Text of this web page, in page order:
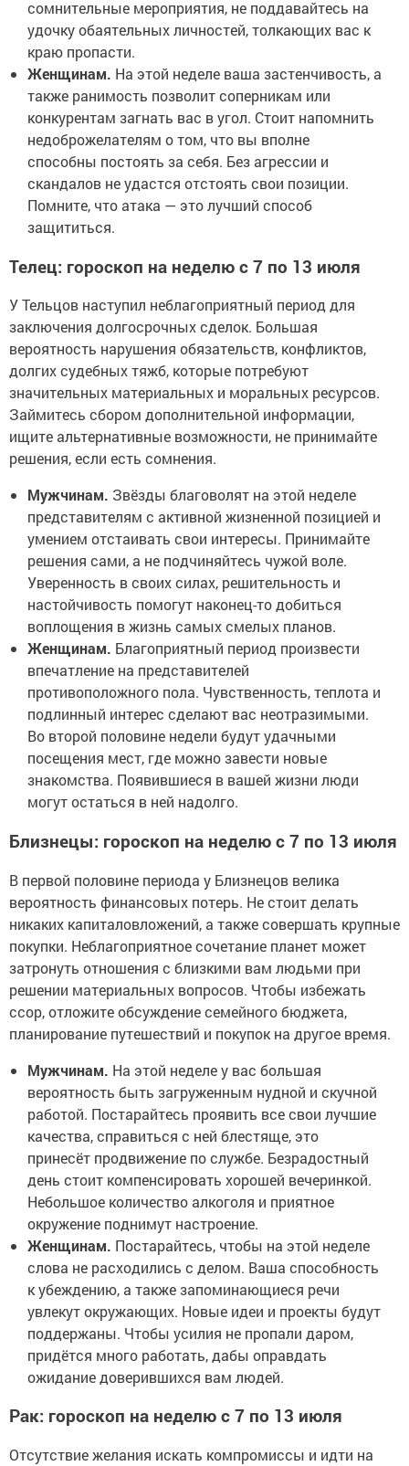
сомнительные мероприятия, не поддавайтесь на
удочку обаятельных личностей, толкающих вас к
краю пропасти.
Женщинам. На этой неделе ваша застенчивость, а
также ранимость позволит соперникам или
конкурентам загнать вас в угол. Стоит напомнить
недоброжелателям о том, что вы вполне
способны постоять за себя. Без агрессии и
скандалов не удастся отстоять свои позиции.
Помните, что атака — это лучший способ
защититься.
Телец: гороскоп на неделю с 7 по 13 июля
У Тельцов наступил неблагоприятный период для
заключения долгосрочных сделок. Большая
вероятность нарушения обязательств, конфликтов,
долгих судебных тяжб, которые потребуют
значительных материальных и моральных ресурсов.
Займитесь сбором дополнительной информации,
ищите альтернативные возможности, не принимайте
решения, если есть сомнения.
Мужчинам. Звёзды благоволят на этой неделе
представителям с активной жизненной позицией и
умением отстаивать свои интересы. Принимайте
решения сами, а не подчиняйтесь чужой воле.
Уверенность в своих силах, решительность и
настойчивость помогут наконец-то добиться
воплощения в жизнь самых смелых планов.
Женщинам. Благоприятный период произвести
впечатление на представителей
противоположного пола. Чувственность, теплота и
подлинный интерес сделают вас неотразимыми.
Во второй половине недели будут удачными
посещения мест, где можно завести новые
знакомства. Появившиеся в вашей жизни люди
могут остаться в ней надолго.
Близнецы: гороскоп на неделю с 7 по 13 июля
В первой половине периода у Близнецов велика
вероятность финансовых потерь. Не стоит делать
никаких капиталовложений, а также совершать крупные
покупки. Неблагоприятное сочетание планет может
затронуть отношения с близкими вам людьми при
решении материальных вопросов. Чтобы избежать
ссор, отложите обсуждение семейного бюджета,
планирование путешествий и покупок на другое время.
Мужчинам. На этой неделе у вас большая
вероятность быть загруженным нудной и скучной
работой. Постарайтесь проявить все свои лучшие
качества, справиться с ней блестяще, это
принесёт продвижение по службе. Безрадостный
день стоит компенсировать хорошей вечеринкой.
Небольшое количество алкоголя и приятное
окружение поднимут настроение.
Женщинам. Постарайтесь, чтобы на этой неделе
слова не расходились с делом. Ваша способность
к убеждению, а также запоминающиеся речи
увлекут окружающих. Новые идеи и проекты будут
поддержаны. Чтобы усилия не пропали даром,
придётся много работать, дабы оправдать
ожидание доверившихся вам людей.
Рак: гороскоп на неделю с 7 по 13 июля
Отсутствие желания искать компромиссы и идти на